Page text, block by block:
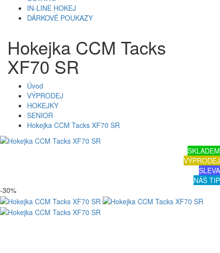
IN-LINE HOKEJ
DÁRKOVÉ POUKAZY
Hokejka CCM Tacks
XF70 SR
Úvod
VÝPRODEJ
HOKEJKY
SENIOR
Hokejka CCM Tacks XF70 SR
SKLADEM
VÝPRODEJ
SLEVA
NÁŠ TIP
-30%